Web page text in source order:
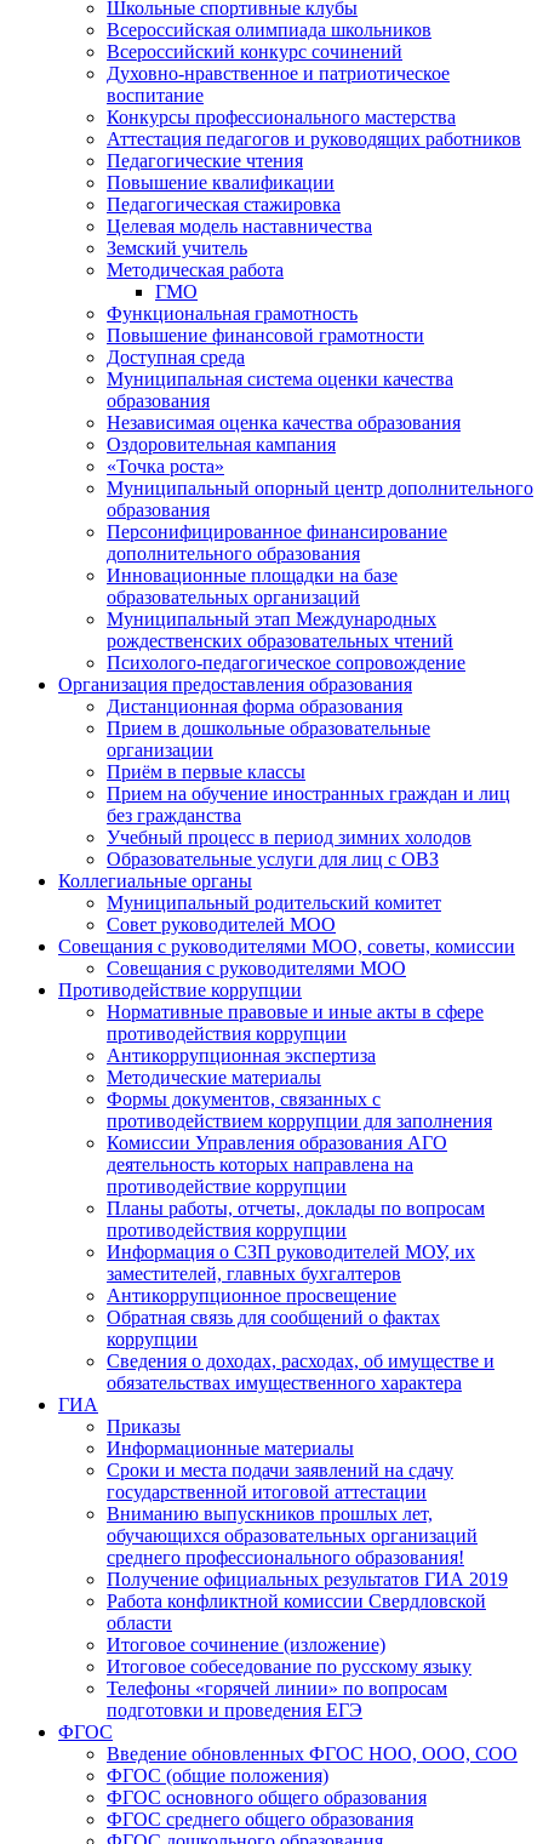
Школьные спортивные клубы
Всероссийская олимпиада школьников
Всероссийский конкурс сочинений
Духовно-нравственное и патриотическое
воспитание
Конкурсы профессионального мастерства
Аттестация педагогов и руководящих работников
Педагогические чтения
Повышение квалификации
Педагогическая стажировка
Целевая модель наставничества
Земский учитель
Методическая работа
ГМО
Функциональная грамотность
Повышение финансовой грамотности
Доступная среда
Муниципальная система оценки качества
образования
Независимая оценка качества образования
Оздоровительная кампания
«Точка роста»
Муниципальный опорный центр дополнительного
образования
Персонифицированное финансирование
дополнительного образования
Инновационные площадки на базе
образовательных организаций
Муниципальный этап Международных
рождественских образовательных чтений
Психолого-педагогическое сопровождение
Организация предоставления образования
Дистанционная форма образования
Прием в дошкольные образовательные
организации
Приём в первые классы
Прием на обучение иностранных граждан и лиц
без гражданства
Учебный процесс в период зимних холодов
Образовательные услуги для лиц с ОВЗ
Коллегиальные органы
Муниципальный родительский комитет
Совет руководителей МОО
Совещания с руководителями МОО, советы, комиссии
Совещания с руководителями МОО
Противодействие коррупции
Нормативные правовые и иные акты в сфере
противодействия коррупции
Антикоррупционная экспертиза
Методические материалы
Формы документов, связанных с
противодействием коррупции для заполнения
Комиссии Управления образования АГО
деятельность которых направлена на
противодействие коррупции
Планы работы, отчеты, доклады по вопросам
противодействия коррупции
Информация о СЗП руководителей МОУ, их
заместителей, главных бухгалтеров
Антикоррупционное просвещение
Обратная связь для сообщений о фактах
коррупции
Сведения о доходах, расходах, об имуществе и
обязательствах имущественного характера
ГИА
Приказы
Информационные материалы
Сроки и места подачи заявлений на сдачу
государственной итоговой аттестации
Вниманию выпускников прошлых лет,
обучающихся образовательных организаций
среднего профессионального образования!
Получение официальных результатов ГИА 2019
Работа конфликтной комиссии Свердловской
области
Итоговое сочинение (изложение)
Итоговое собеседование по русскому языку
Телефоны «горячей линии» по вопросам
подготовки и проведения ЕГЭ
ФГОС
Введение обновленных ФГОС НОО, ООО, СОО
ФГОС (общие положения)
ФГОС основного общего образования
ФГОС среднего общего образования